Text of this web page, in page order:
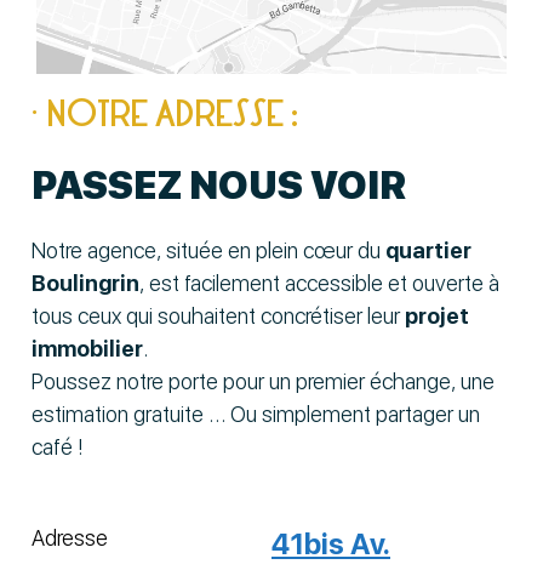
· NOTRE ADRESSE :
PASSEZ NOUS VOIR
Notre agence, située en plein cœur du quartier
Boulingrin, est facilement accessible et ouverte à
tous ceux qui souhaitent concrétiser leurprojet
immobilier.
Poussez notre porte pour un premier échange, une
estimation gratuite … Ou simplement partager un
café !
Adresse
41bis Av.